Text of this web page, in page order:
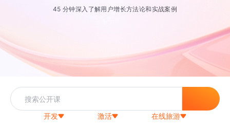
45 分钟深入了解用户增长方法论和实战案例
开发 激活 在线旅游